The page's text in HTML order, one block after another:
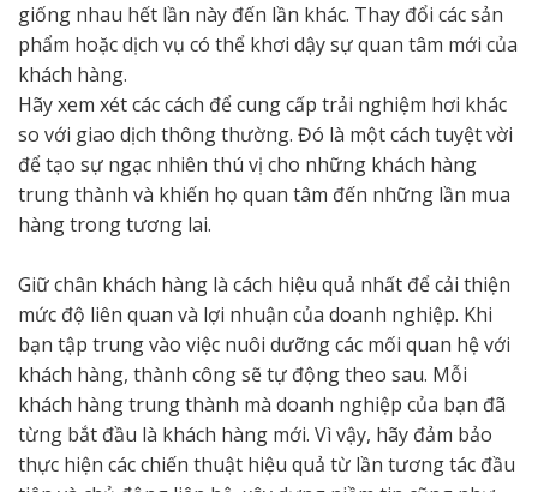
giống nhau hết lần này đến lần khác. Thay đổi các sản
phẩm hoặc dịch vụ có thể khơi dậy sự quan tâm mới của
khách hàng.
Hãy xem xét các cách để cung cấp trải nghiệm hơi khác
so với giao dịch thông thường. Đó là một cách tuyệt vời
để tạo sự ngạc nhiên thú vị cho những khách hàng
trung thành và khiến họ quan tâm đến những lần mua
hàng trong tương lai.
Giữ chân khách hàng là cách hiệu quả nhất để cải thiện
mức độ liên quan và lợi nhuận của doanh nghiệp. Khi
bạn tập trung vào việc nuôi dưỡng các mối quan hệ với
khách hàng, thành công sẽ tự động theo sau. Mỗi
khách hàng trung thành mà doanh nghiệp của bạn đã
từng bắt đầu là khách hàng mới. Vì vậy, hãy đảm bảo
thực hiện các chiến thuật hiệu quả từ lần tương tác đầu